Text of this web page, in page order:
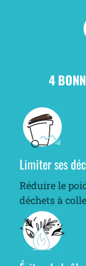
4
Limiter ses
Réduire le
déchets à